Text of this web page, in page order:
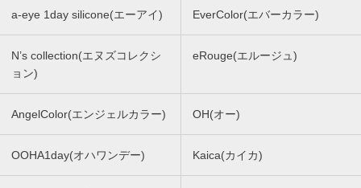
a-eye 1day silicone(エーアイ) EverColor(エバーカラー)
N’s collection(エヌズコレクシ
ョン)
eRouge(エルージュ)
AngelColor(エンジェルカラー) OH(オー)
OOHA1day(オハワンデー) Kaica(カイカ)